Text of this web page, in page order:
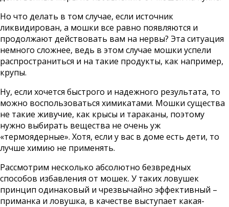
Но что делать в том случае, если источник
ликвидирован, а мошки все равно появляются и
продолжают действовать вам на нервы? Эта ситуация
немного сложнее, ведь в этом случае мошки успели
распространиться и на такие продукты, как например,
крупы.
Ну, если хочется быстрого и надежного результата, то
можно воспользоваться химикатами. Мошки существа
не такие живучие, как крысы и тараканы, поэтому
нужно выбирать вещества не очень уж
«термоядерные». Хотя, если у вас в доме есть дети, то
лучше химию не применять.
Рассмотрим несколько абсолютно безвредных
способов избавления от мошек. У таких ловушек
принцип одинаковый и чрезвычайно эффективный –
приманка и ловушка, в качестве выступает какая-